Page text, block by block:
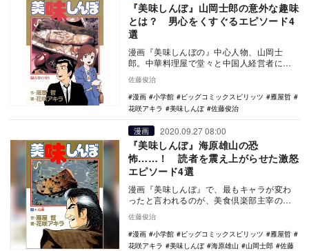
『美味しんぼ』山岡士郎の意外な趣味
とは？ 男心をくすぐるエピソード4
選
漫画『美味しんぼの』中心人物、山岡士
郎。中華料理屋で堂々と中国人経営者に
「紛い物」と宣言する、新規開店デパート
にダメ出しをするな…
佐藤俊治
漫画
小学館 ビッグコミックスピリッツ
雁屋哲
花咲アキラ
美味しんぼ 佐藤俊治
漫画 2020.09.27 08:00
『美味しんぼ』海原雄山の恐
怖……！ 読者を震え上がらせた激怒
エピソード4選
漫画『美味しんぼ』で、最もキャラが変わ
ったと言われるのが、美食倶楽部主宰の海
原雄山だ。当初は食のこだわりが強すぎる
がゆえに暴走す…
佐藤俊治
漫画
小学館 ビッグコミックスピリッツ
雁屋哲
花咲アキラ
美味しんぼ 海原雄山 山岡士郎
佐藤